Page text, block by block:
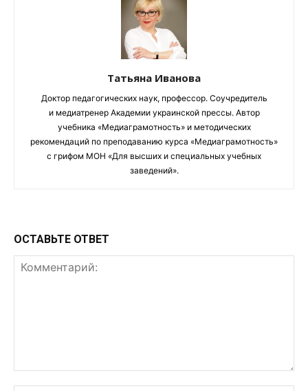
Татьяна Иванова
Доктор педагогических наук, профессор. Соучредитель
и медиатренер Академии украинской прессы. Автор
учебника «Медиаграмотность» и методических
рекомендаций по преподаванию курса «Медиаграмотность»
с грифом МОН «Для высших и специальных учебных
заведений».
ОСТАВЬТЕ ОТВЕТ